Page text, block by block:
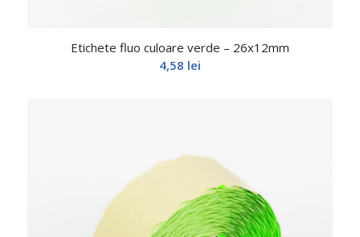
Etichete fluo culoare verde – 26x12mm
4,58 lei